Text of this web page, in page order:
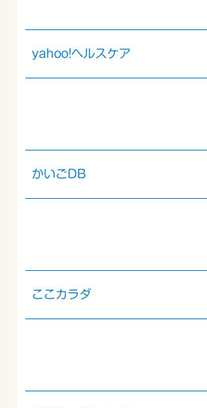
yahoo!ヘルスケア
かいごDB
ここカラダ